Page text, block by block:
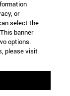
or
select the
banner
options.
please visit